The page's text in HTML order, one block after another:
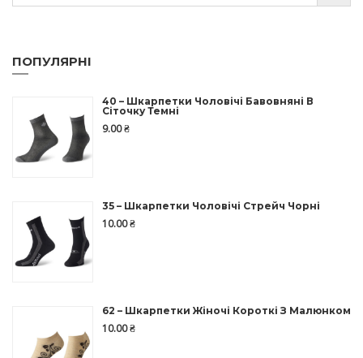
ПОПУЛЯРНІ
40 – Шкарпетки Чоловічі Бавовняні В
Сіточку Темні
9.00₴
35 – Шкарпетки Чоловічі Стрейч Чорні
10.00₴
62 – Шкарпетки Жіночі Короткі З Малюнком
10.00₴